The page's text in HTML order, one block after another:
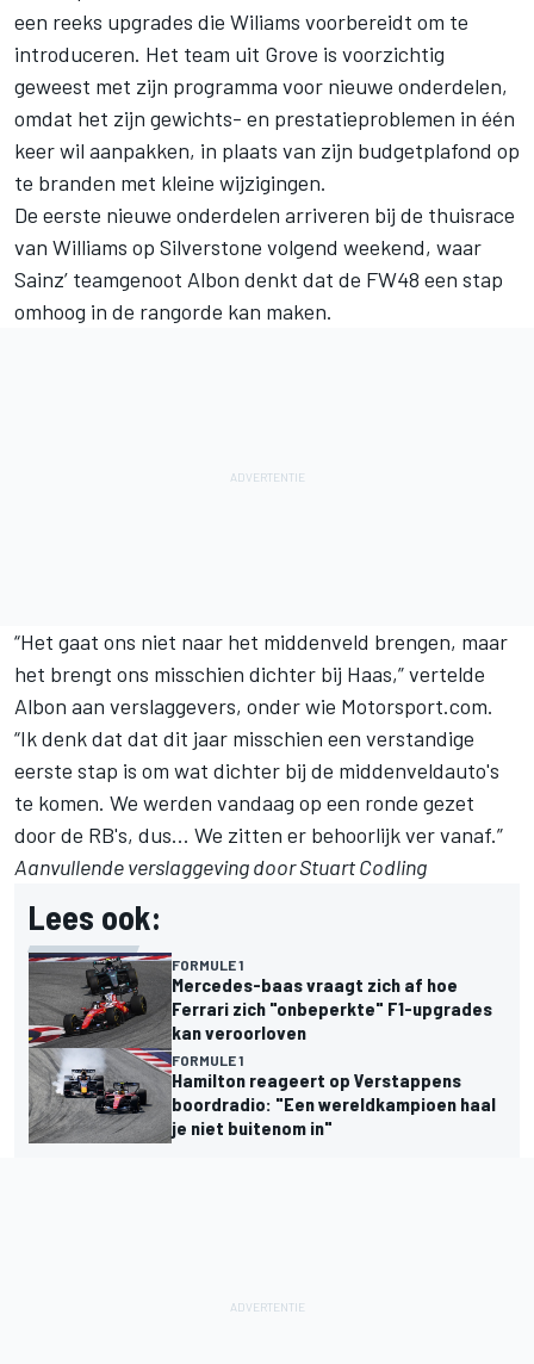
een reeks upgrades die Wiliams voorbereidt om te
introduceren. Het team uit Grove is voorzichtig
geweest met zijn programma voor nieuwe onderdelen,
omdat het zijn gewichts- en prestatieproblemen in één
keer wil aanpakken, in plaats van zijn budgetplafond op
te branden met kleine wijzigingen.
De eerste nieuwe onderdelen arriveren bij de thuisrace
van Williams op Silverstone volgend weekend, waar
Sainz’ teamgenoot Albon denkt dat de FW48 een stap
omhoog in de rangorde kan maken.
“Het gaat ons niet naar het middenveld brengen, maar
het brengt ons misschien dichter bij Haas,” vertelde
Albon aan verslaggevers, onder wie Motorsport.com.
“Ik denk dat dat dit jaar misschien een verstandige
eerste stap is om wat dichter bij de middenveldauto's
te komen. We werden vandaag op een ronde gezet
door de RB's, dus... We zitten er behoorlijk ver vanaf.”
Aanvullende verslaggeving door Stuart Codling
Lees ook:
FORMULE 1
Mercedes-baas vraagt zich af hoe
Ferrari zich "onbeperkte" F1-upgrades
kan veroorloven
FORMULE 1
Hamilton reageert op Verstappens
boordradio: "Een wereldkampioen haal
je niet buitenom in"